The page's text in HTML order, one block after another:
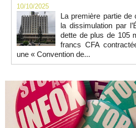
10/10/2025
La première partie de
la dissimulation par
dette de plus de 105
francs CFA
une « Convention de...